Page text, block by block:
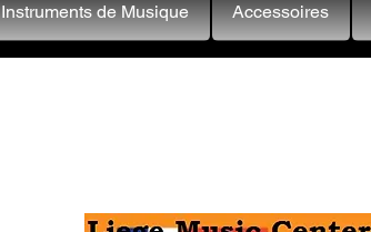
Instruments de Musique Accessoires